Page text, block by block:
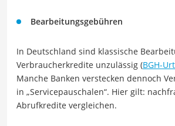
Bearbeitungsgebühren
In Deutschland sind klassische
Verbraucherkredite unzulässig (BGH-
Manche Banken verstecken dennoch
in „Servicepauschalen“. Hier gilt:
Abrufkredite vergleichen.